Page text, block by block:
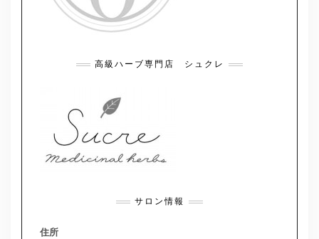
高級ハーブ専門店 シュクレ
サロン情報
住所